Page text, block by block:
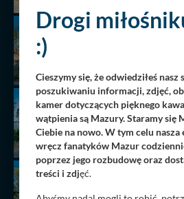
Drogi
:)
Cieszymy się, że odwiedziłeś nasz
poszukiwaniu informacji, zdjęć,
kamer dotyczących pięknego
wątpienia są Mazury. Staramy się
Ciebie na nowo. W tym celu
wręcz fanatyków Mazur
poprzez jego rozbudowę oraz
treści i zdjęć.